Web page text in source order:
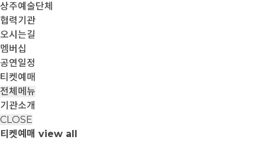
상주예술단체
협력기관
오시는길
멤버십
공연일정
티켓예매
전체메뉴
기관소개
CLOSE
티켓예매 view all